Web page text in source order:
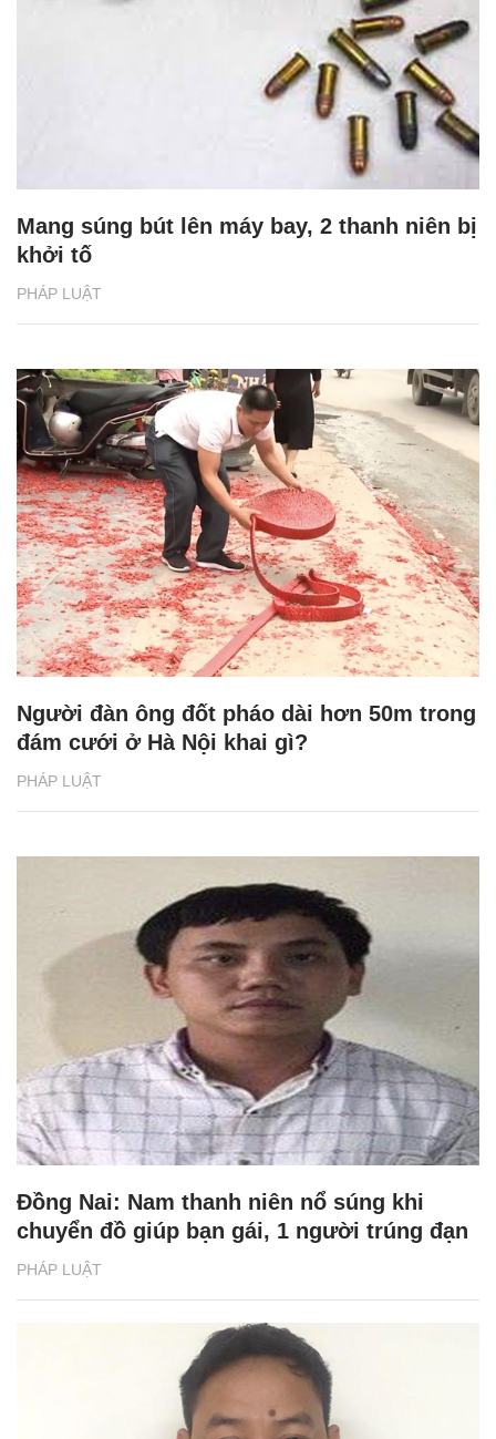
PHÁP LUẬT
Mang súng bút lên máy bay, 2 thanh niên bị
khởi tố
PHÁP LUẬT
Người đàn ông đốt pháo dài hơn 50m trong
đám cưới ở Hà Nội khai gì?
PHÁP LUẬT
Đồng Nai: Nam thanh niên nổ súng khi
chuyển đồ giúp bạn gái, 1 người trúng đạn